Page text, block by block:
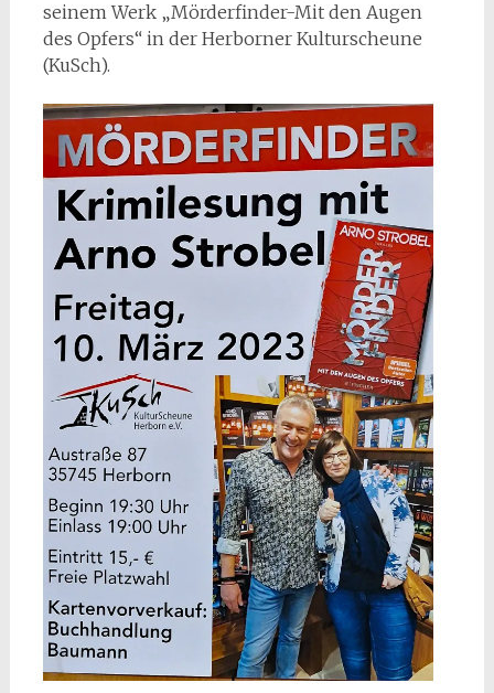
seinem Werk „Mörderfinder-Mit den Augen
des Opfers“ in der Herborner Kulturscheune
(KuSch).